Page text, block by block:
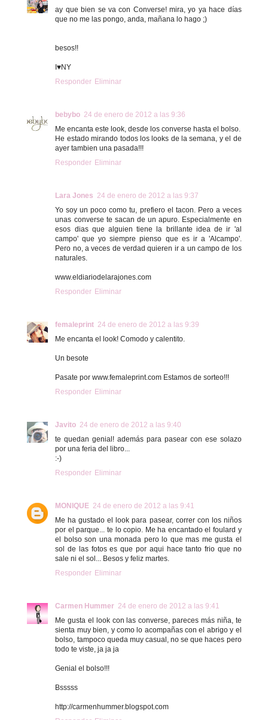
ay que bien se va con Converse! mira, yo ya hace días
que no me las pongo, anda, mañana lo hago ;)
besos!!
I♥NY
Responder Eliminar
bebybo 24 de enero de 2012 a las 9:36
Me encanta este look, desde los converse hasta el bolso.
He estado mirando todos los looks de la semana, y el de
ayer tambien una pasada!!!
Responder Eliminar
Lara Jones 24 de enero de 2012 a las 9:37
Yo soy un poco como tu, prefiero el tacon. Pero a veces
unas converse te sacan de un apuro. Especialmente en
esos dias que alguien tiene la brillante idea de ir 'al
campo' que yo siempre pienso que es ir a 'Alcampo'.
Pero no, a veces de verdad quieren ir a un campo de los
naturales.
www.eldiariodelarajones.com
Responder Eliminar
femaleprint 24 de enero de 2012 a las 9:39
Me encanta el look! Comodo y calentito.
Un besote
Pasate por www.femaleprint.com Estamos de sorteo!!!
Responder Eliminar
Javito 24 de enero de 2012 a las 9:40
te quedan genial! además para pasear con ese solazo
por una feria del libro...
:-)
Responder Eliminar
MONIQUE 24 de enero de 2012 a las 9:41
Me ha gustado el look para pasear, correr con los niños
por el parque... te lo copio. Me ha encantado el foulard y
el bolso son una monada pero lo que mas me gusta el
sol de las fotos es que por aqui hace tanto frio que no
sale ni el sol... Besos y feliz martes.
Responder Eliminar
Carmen Hummer 24 de enero de 2012 a las 9:41
Me gusta el look con las converse, pareces más niña, te
sienta muy bien, y como lo acompañas con el abrigo y el
bolso, tampoco queda muy casual, no se que haces pero
todo te viste, ja ja ja
Genial el bolso!!!
Bsssss
http://carmenhummer.blogspot.com